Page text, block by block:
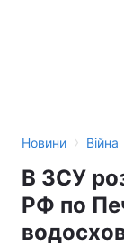
Новини › Війна
В ЗСУ
РФ по